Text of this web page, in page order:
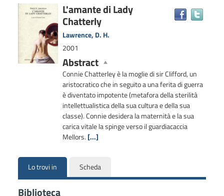
Dettaglio
del
documento
L'amante di Lady
Chatterly
Lawrence, D. H.
2001
Abstract
Connie Chatterley è la moglie di sir Clifford, un
aristocratico che in seguito a una ferita di guerra
è diventato impotente (metafora della sterilità
intellettualistica della sua cultura e della sua
classe). Connie desidera la maternità e la sua
carica vitale la spinge verso il guardiacaccia
Mellors. [...]
Lo trovi in Scheda
Biblioteca